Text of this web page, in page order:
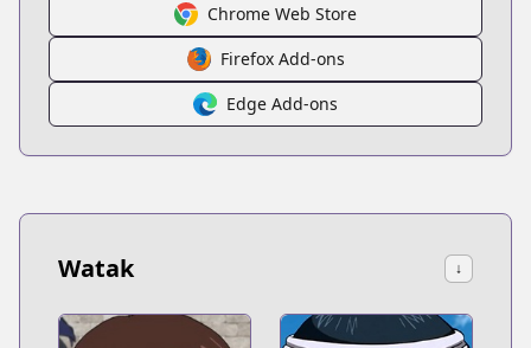
Chrome Web Store
Firefox Add-ons
Edge Add-ons
Watak ↓